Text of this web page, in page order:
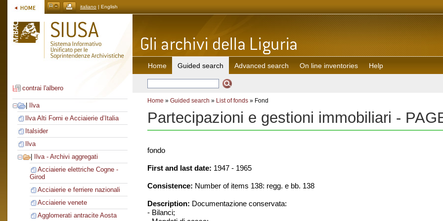
italiano | English
contrai l'albero
Ilva
Ilva Alti Forni e Acciaierie d’Italia
Italsider
Ilva
Ilva - Archivi aggregati
Acciaierie elettriche Cogne -
Girod
Acciaierie e ferriere nazionali
Acciaierie venete
Agglomerati antracite Aosta
Home Guided search Advanced search On line inventories Help
Home » Guided search » List of fonds » Fond
Partecipazioni e gestioni immobiliari -
fondo
First and last date: 1947 - 1965
Consistence: Number of items 138: regg. e bb. 138
Description: Documentazione conservata:
- Bilanci;